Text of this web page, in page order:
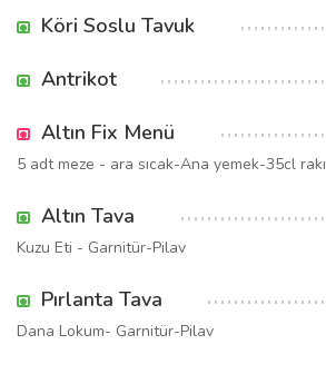
Köri Soslu Tavuk
Antrikot
Altın Fix Menü
5 adt meze - ara sıcak-Ana yemek-35cl rakı
Altın Tava
Kuzu Eti - Garnitür-Pilav
Pırlanta Tava
Dana Lokum- Garnitür-Pilav